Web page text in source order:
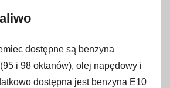
dostępne są benzyna
i 98 oktanów), olej napędowy i
dostępna jest benzyna E10